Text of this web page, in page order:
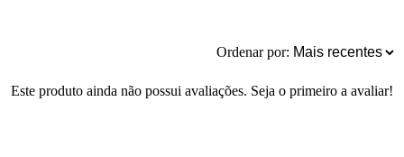
Ordenar por:
Este produto ainda não possui avaliações. Seja o primeiro a avaliar!